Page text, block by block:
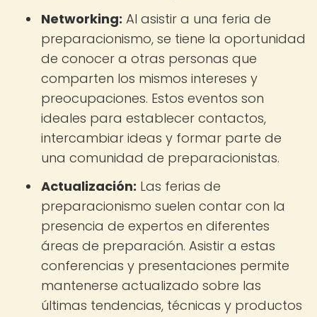
Networking: Al asistir a una feria de
preparacionismo, se tiene la oportunidad
de conocer a otras personas que
comparten los mismos intereses y
preocupaciones. Estos eventos son
ideales para establecer contactos,
intercambiar ideas y formar parte de
una comunidad de preparacionistas.
Actualización: Las ferias de
preparacionismo suelen contar con la
presencia de expertos en diferentes
áreas de preparación. Asistir a estas
conferencias y presentaciones permite
mantenerse actualizado sobre las
últimas tendencias, técnicas y productos